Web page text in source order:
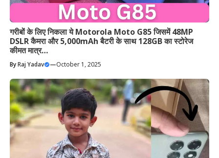
गरीबों के लिए निकला ये Motorola Moto G85 जिसमें 48MP
DSLR कैमरा और 5,000mAh बैटरी के साथ 128GB का स्टोरेज
कीमत मात्र…
ByRaj Yadav —October 1, 2025